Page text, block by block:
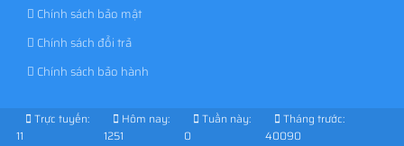
Chính sách bảo mật
Chính sách đổi trả
Chính sách bảo hành
Trực tuyến:
11
Hôm nay:
1251
Tuần này:
0
Tháng trước:
40090